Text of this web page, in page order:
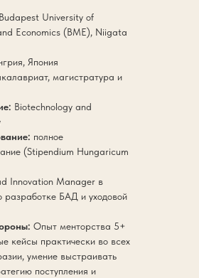
Budapest University of
Economics (BME), Niigata
Япония
магистратура и
Biotechnology and
полное
(Stipendium Hungaricum
Innovation Manager в
разработке БАД и уходовой
Опыт менторства 5+
кейсы практически во всех
умение выстраивать
поступления и